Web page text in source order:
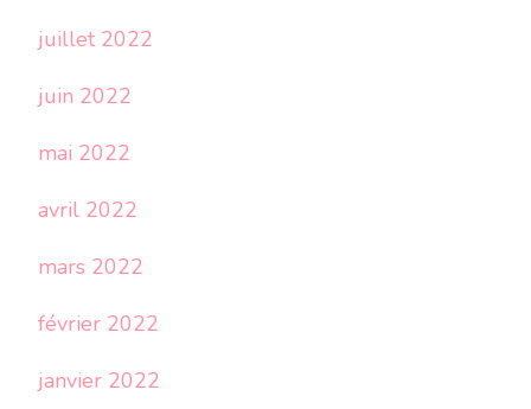
juillet 2022
juin 2022
mai 2022
avril 2022
mars 2022
février 2022
janvier 2022